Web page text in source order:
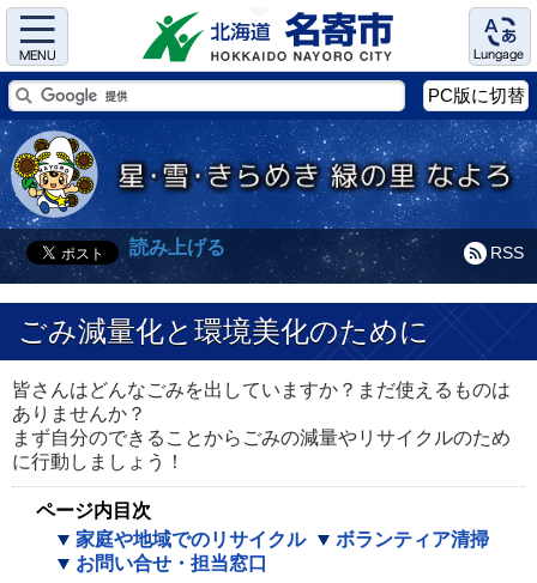
Menu Language
PC版に切替
RSS
読み上げる
ごみ減量化と環境美化のために
皆さんはどんなごみを出していますか？まだ使えるものは
ありませんか？
まず自分のできることからごみの減量やリサイクルのため
に行動しましょう！
ページ内目次
家庭や地域でのリサイクル
ボランティア清掃
お問い合せ・担当窓口